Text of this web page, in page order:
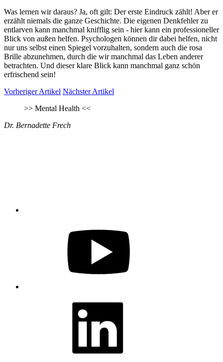
Was lernen wir daraus? Ja, oft gilt: Der erste Eindruck zählt! Aber er
erzählt niemals die ganze Geschichte. Die eigenen Denkfehler zu
entlarven kann manchmal knifflig sein - hier kann ein professioneller
Blick von außen helfen. Psychologen können dir dabei helfen, nicht
nur uns selbst einen Spiegel vorzuhalten, sondern auch die rosa
Brille abzunehmen, durch die wir manchmal das Leben anderer
betrachten. Und dieser klare Blick kann manchmal ganz schön
erfrischend sein!
Vorheriger Artikel Nächster Artikel
>> Mental Health <<
Dr. Bernadette Frech